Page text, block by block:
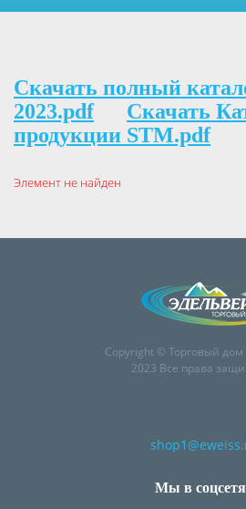
Скачать полный
2023.pdf
Скачать
продукции STM.pdf
Элемент не найден
Copyright © Торговый дом
2023 Все права
Мы в